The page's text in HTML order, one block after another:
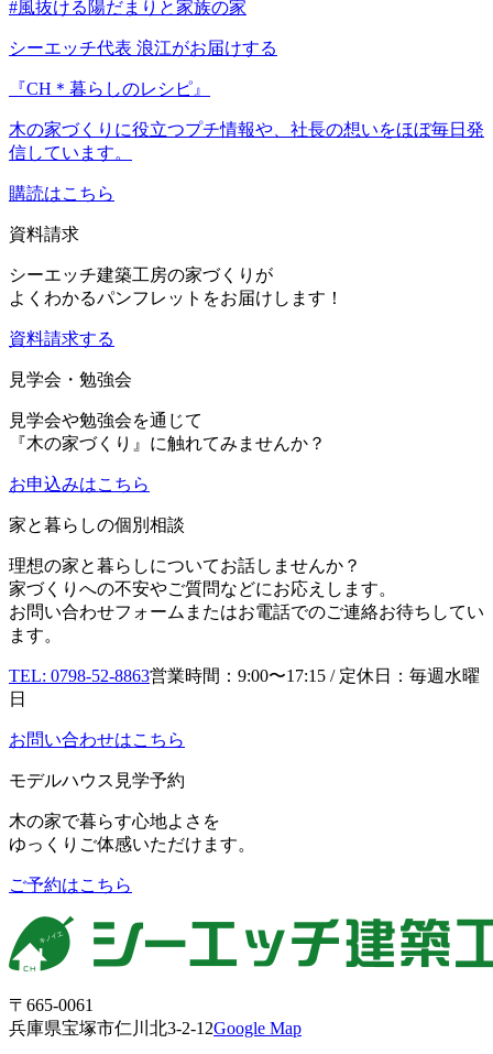
#風抜ける陽だまりと家族の家
シーエッチ代表 浪江がお届けする
『CH＊暮らしのレシピ』
木の家づくりに役立つプチ情報や、社長の想いをほぼ毎日発
信しています。
購読はこちら
資料請求
シーエッチ建築工房の家づくりが
よくわかるパンフレットをお届けします！
資料請求する
見学会・勉強会
見学会や勉強会を通じて
『木の家づくり』に触れてみませんか？
お申込みはこちら
家と暮らしの個別相談
理想の家と暮らしについてお話しませんか？
家づくりへの不安やご質問などにお応えします。
お問い合わせフォームまたはお電話でのご連絡お待ちしてい
ます。
TEL: 0798-52-8863営業時間：9:00〜17:15 / 定休日：毎週水曜
日
お問い合わせはこちら
モデルハウス見学予約
木の家で暮らす心地よさを
ゆっくりご体感いただけます。
ご予約はこちら
〒665-0061
兵庫県宝塚市仁川北3-2-12Google Map